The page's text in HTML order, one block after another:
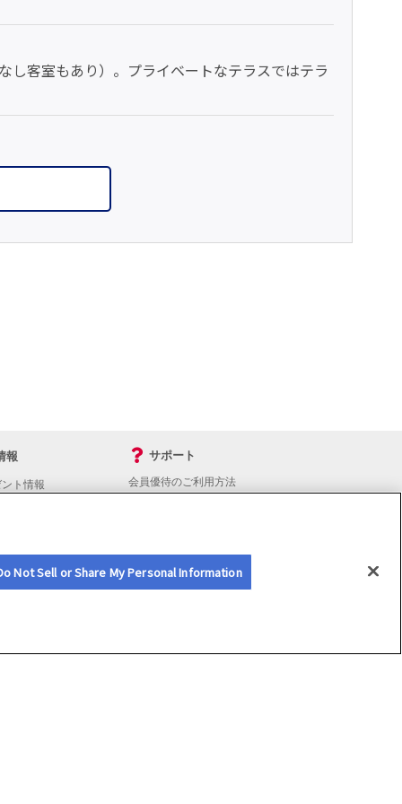
し客室もあり）。プライベートなテラスではテラ
報
ト情報
サポート
会員優待のご利用方法
会員優待サービスの提携をご検討の方へ
Not Sell or Share My Personal Information